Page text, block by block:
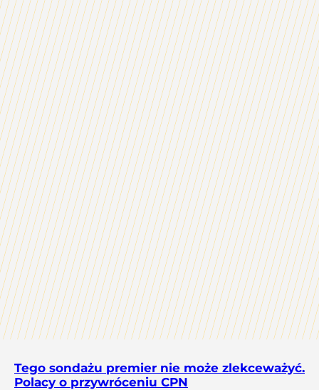
Tego sondażu premier nie może zlekceważyć.
Polacy o przywróceniu CPN